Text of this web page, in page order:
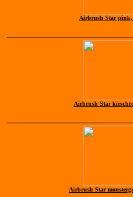
Airbrush Star pink,
Airbrush Star
Airbrush Star